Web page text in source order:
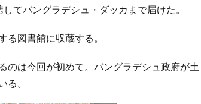
てバングラデシュ・ダッカまで届けた。
図書館に収蔵する。
のは今回が初めて。バングラデシュ政府が土
る。